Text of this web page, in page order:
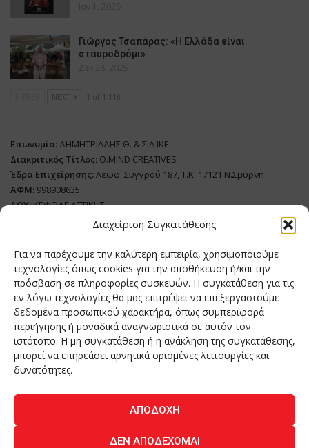
Διαχείριση Συγκατάθεσης
Για να παρέχουμε την καλύτερη εμπειρία, χρησιμοποιούμε
τεχνολογίες όπως cookies για την αποθήκευση ή/και την
πρόσβαση σε πληροφορίες συσκευών. Η συγκατάθεση για τις
εν λόγω τεχνολογίες θα μας επιτρέψει να επεξεργαστούμε
δεδομένα προσωπικού χαρακτήρα, όπως συμπεριφορά
περιήγησης ή μοναδικά αναγνωριστικά σε αυτόν τον
ιστότοπο. Η μη συγκατάθεση ή η ανάκληση της συγκατάθεσης,
μπορεί να επηρεάσει αρνητικά ορισμένες λειτουργίες και
δυνατότητες.
ΑΠΟΔΟΧΉ
ΔΕΝ ΑΠΟΔΈΧΟΜΑΙ
Ιαν 1, 2026
Γιώργος Τσαπάρας: «Η Ελλάδα είναι
σταυροδρόμι»
Δεκ 28, 2025
NEXT 1 of 1.118
Επωνυμία: ΔΗΜΗΤΡΙΑΔΗΣ Θ. & ΣΙΑ ΙΚΕ
Διακριτικός Τίτλος: O.MIND CREATIVES
Έδρα Επιχείρησης:Λεωφ. Συγγρού 187, Τ.Κ: 17121 Ν.Σμύρνη
ΑΦΜ: 998908635
ΔΟΥ:ΚΕΦΟΔΕ ΑΤΤΙΚΗΣ
Όνομα Ιδιοκτήτη και Νόμιμο Πρόσωπο: Θεόδωρος Δημητριάδης
Διευθυντής Σύνταξης:Ευθυμιάτου Μαίρη
Domain:grillmagazine.gr
Δικαιούχος Domain:Θεόδωρος Δημητριάδης
Διευθυντής:Θεόδωρος Δημητριάδης
Διαχειριστής:Θεόδωρος Δημητριάδης
Δήλωση Συμμόρφωσης
Αριθμός Πιστοποίησης Μ.Η.Τ.:
ΑΝΘΡΩΠΟΙ
ΠΕΡΙΟΔΙΚΟ ΕΠΙΚΟΙΝΩΝΙΑ